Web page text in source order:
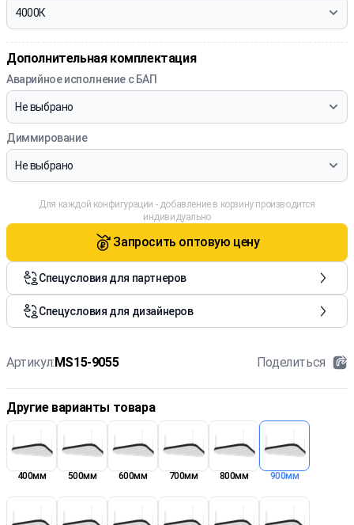
Артикул:MS15-9055 Поделиться
Другие варианты товара
400мм 500мм 600мм 700мм 800мм 900мм
Дополнительная комплектация
Аварийное исполнение с БАП
Диммирование
Для каждой конфигурации - добавление в корзину производится
индивидуально
Запросить оптовую цену
Спецусловия для партнеров
Спецусловия для дизайнеров